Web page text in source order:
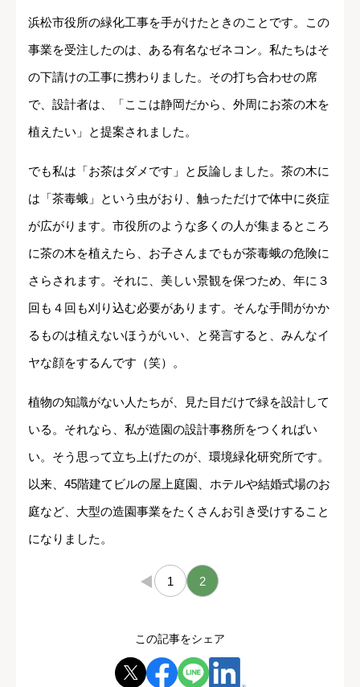
浜松市役所の緑化工事を手がけたときのことです。この
事業を受注したのは、ある有名なゼネコン。私たちはそ
の下請けの工事に携わりました。その打ち合わせの席
で、設計者は、「ここは静岡だから、外周にお茶の木を
植えたい」と提案されました。
でも私は「お茶はダメです」と反論しました。茶の木に
は「茶毒蛾」という虫がおり、触っただけで体中に炎症
が広がります。市役所のような多くの人が集まるところ
に茶の木を植えたら、お子さんまでもが茶毒蛾の危険に
さらされます。それに、美しい景観を保つため、年に３
回も４回も刈り込む必要があります。そんな手間がかか
るものは植えないほうがいい、と発言すると、みんなイ
ヤな顔をするんです（笑）。
植物の知識がない人たちが、見た目だけで緑を設計して
いる。それなら、私が造園の設計事務所をつくればい
い。そう思って立ち上げたのが、環境緑化研究所です。
以来、45階建てビルの屋上庭園、ホテルや結婚式場のお
庭など、大型の造園事業をたくさんお引き受けすること
になりました。
← 1 2
この記事をシェア